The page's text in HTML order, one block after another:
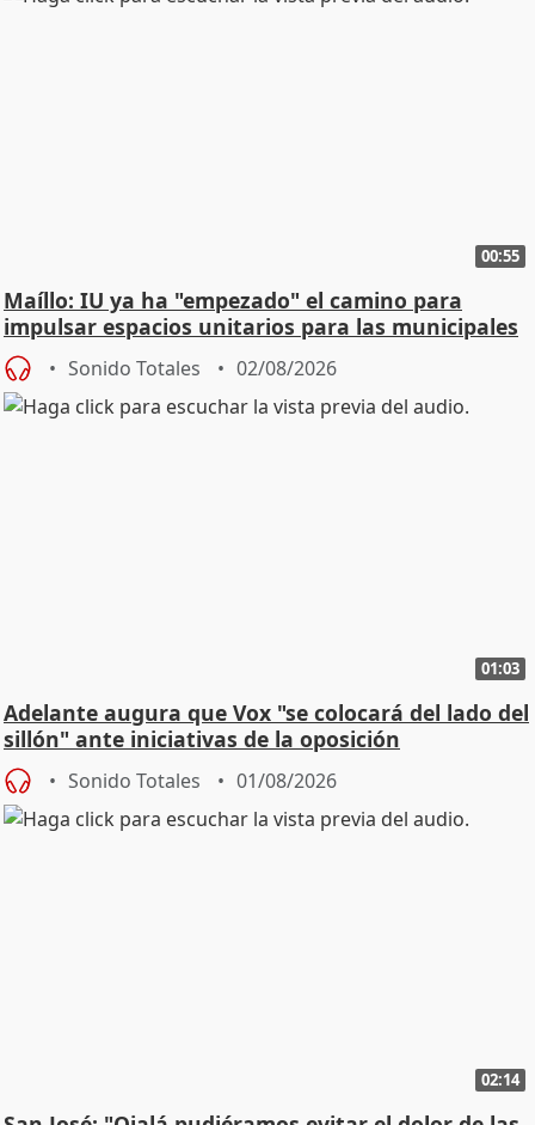
00:55
Maíllo: IU ya ha "empezado" el camino para
impulsar espacios unitarios para las municipales
Sonido Totales 02/08/2026
01:03
Adelante augura que Vox "se colocará del lado del
sillón" ante iniciativas de la oposición
Sonido Totales 01/08/2026
02:14